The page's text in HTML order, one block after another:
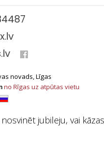
novads, Līgas
no Rīgas uz atpūtas vietu
jubileju, vai